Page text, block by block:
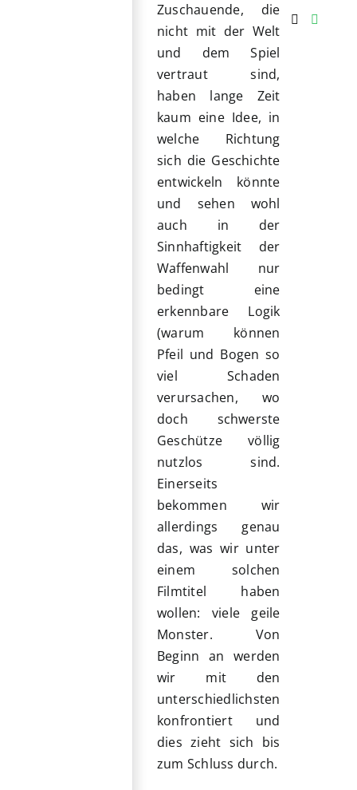
Zuschauende, die
nicht mit der Welt
und dem Spiel
vertraut sind,
haben lange Zeit
kaum eine Idee, in
welche Richtung
sich die Geschichte
entwickeln könnte
und sehen wohl
auch in der
Sinnhaftigkeit der
Waffenwahl nur
bedingt eine
erkennbare Logik
(warum können
Pfeil und Bogen so
viel Schaden
verursachen, wo
doch schwerste
Geschütze völlig
nutzlos sind.
Einerseits
bekommen wir
allerdings genau
das, was wir unter
einem solchen
Filmtitel haben
wollen: viele geile
Monster. Von
Beginn an werden
wir mit den
unterschiedlichsten
konfrontiert und
dies zieht sich bis
zum Schluss durch.